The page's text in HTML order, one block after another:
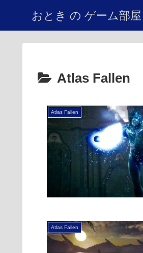
おとき の ゲーム部屋
Atlas Fallen
Atlas Fallen
Atlas Fallen